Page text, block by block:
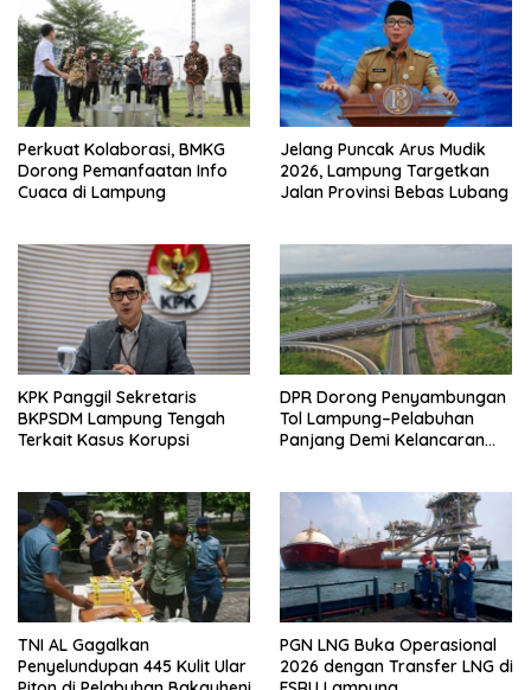
Perkuat Kolaborasi, BMKG
Dorong Pemanfaatan Info
Cuaca di Lampung
Jelang Puncak Arus Mudik
2026, Lampung Targetkan
Jalan Provinsi Bebas Lubang
KPK Panggil Sekretaris
BKPSDM Lampung Tengah
Terkait Kasus Korupsi
DPR Dorong Penyambungan
Tol Lampung–Pelabuhan
Panjang Demi Kelancaran
TNI AL Gagalkan
Penyelundupan 445 Kulit Ular
PGN LNG Buka Operasional
2026 dengan Transfer LNG di